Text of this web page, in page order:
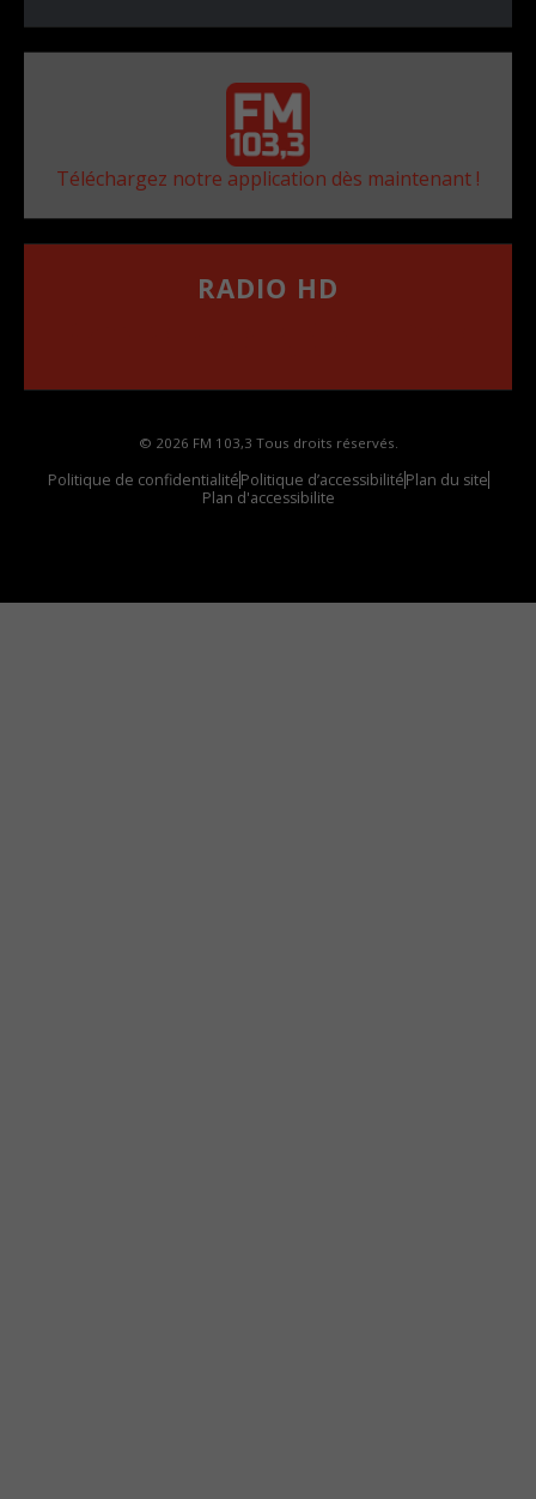
Téléchargez notre application dès maintenant !
RADIO HD
© 2026 FM 103,3 Tous droits réservés.
Politique de confidentialitéPolitique d’accessibilitéPlan du site
Plan d'accessibilite